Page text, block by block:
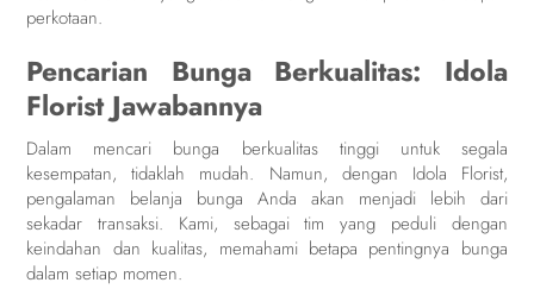
perkotaan.
Pencarian Bunga Berkualitas: Idola
Florist Jawabannya
Dalam mencari bunga berkualitas tinggi untuk segala
kesempatan, tidaklah mudah. Namun, dengan Idola Florist,
pengalaman belanja bunga Anda akan menjadi lebih dari
sekadar transaksi. Kami, sebagai tim yang peduli dengan
keindahan dan kualitas, memahami betapa pentingnya bunga
dalam setiap momen.